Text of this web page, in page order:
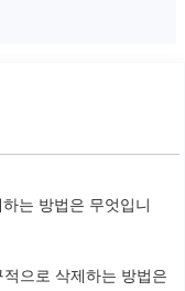
는 방법은 무엇입니
으로 삭제하는 방법은